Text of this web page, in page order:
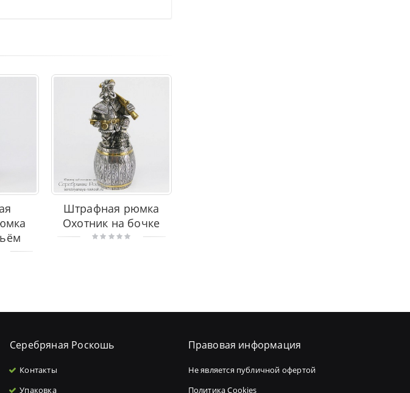
Штрафная рюмка
Охотник на бочке
Серебряная Роскошь
Контакты
Упаковка
Правовая информация
Не является публичной офертой
Политика Cookies